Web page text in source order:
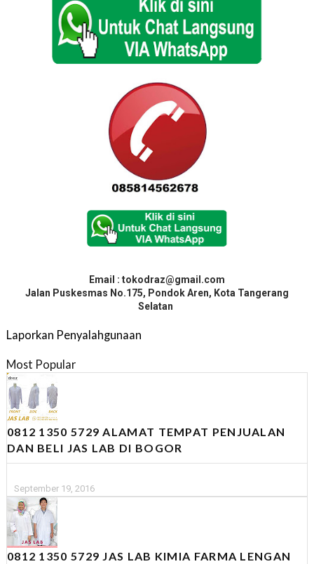
Email : tokodraz@gmail.com
Jalan Puskesmas No.175, Pondok Aren, Kota Tangerang
Selatan
Laporkan Penyalahgunaan
Most Popular
0812 1350 5729 ALAMAT TEMPAT PENJUALAN
DAN BELI JAS LAB DI BOGOR
September 19, 2016
0812 1350 5729 JAS LAB KIMIA FARMA LENGAN